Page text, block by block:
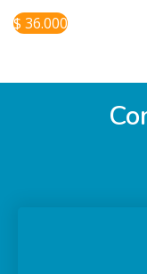
$ 36.000